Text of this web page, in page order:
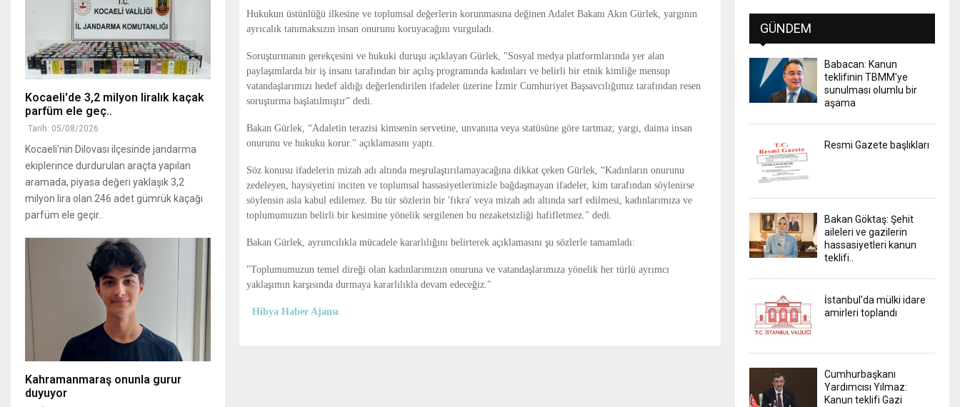
Hukukun üstünlüğü ilkesine ve toplumsal değerlerin korunmasına değinen Adalet Bakanı Akın Gürlek, yargının
ayrıcalık tanımaksızın insan onurunu koruyacağını vurguladı.
Soruşturmanın gerekçesini ve hukuki duruşu açıklayan Gürlek, "Sosyal medya platformlarında yer alan
paylaşımlarda bir iş insanı tarafından bir açılış programında kadınları ve belirli bir etnik kimliğe mensup
vatandaşlarımızı hedef aldığı değerlendirilen ifadeler üzerine İzmir Cumhuriyet Başsavcılığımız tarafından resen
soruşturma başlatılmıştır” dedi.
Bakan Gürlek, “Adaletin terazisi kimsenin servetine, unvanına veya statüsüne göre tartmaz; yargı, daima insan
onurunu ve hukuku korur." açıklamasını yaptı.
Söz konusu ifadelerin mizah adı altında meşrulaştırılamayacağına dikkat çeken Gürlek, “Kadınların onurunu
zedeleyen, haysiyetini inciten ve toplumsal hassasiyetlerimizle bağdaşmayan ifadeler, kim tarafından söylenirse
söylensin asla kabul edilemez. Bu tür sözlerin bir 'fıkra' veya mizah adı altında sarf edilmesi, kadınlarımıza ve
toplumumuzun belirli bir kesimine yönelik sergilenen bu nezaketsizliği hafifletmez." dedi.
Bakan Gürlek, ayrımcılıkla mücadele kararlılığını belirterek açıklamasını şu sözlerle tamamladı:
"Toplumumuzun temel direği olan kadınlarımızın onuruna ve vatandaşlarımıza yönelik her türlü ayrımcı
yaklaşımın karşısında durmaya kararlılıkla devam edeceğiz."
Hibya Haber Ajansı
Kocaeli'de 3,2 milyon liralık kaçak
parfüm ele geç..
Tarih: 05/08/2026
Kocaeli'nin Dilovası ilçesinde jandarma
ekiplerince durdurulan araçta yapılan
aramada, piyasa değeri yaklaşık 3,2
milyon lira olan 246 adet gümrük kaçağı
parfüm ele geçir..
Kahramanmaraş onunla gurur
duyuyor
GÜNDEM
Babacan: Kanun
teklifinin TBMM'ye
sunulması olumlu bir
aşama
Resmi Gazete başlıkları
Bakan Göktaş: Şehit
aileleri ve gazilerin
hassasiyetleri kanun
teklifi..
İstanbul'da mülki idare
amirleri toplandı
Cumhurbaşkanı
Yardımcısı Yılmaz:
Kanun teklifi Gazi